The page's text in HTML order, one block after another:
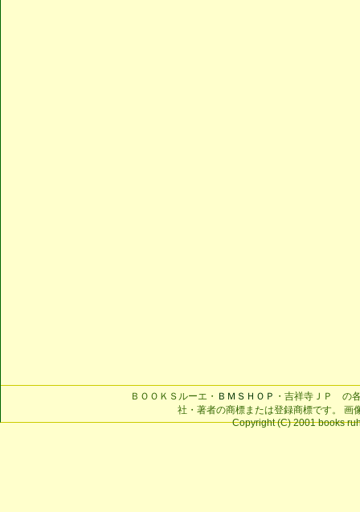
ＢＯＯＫＳルーエ・ ＢＭＳＨＯＰ ・吉祥寺ＪＰ の
社・著者の商標または登録商標です。 画
Copyright (C) 2001 books